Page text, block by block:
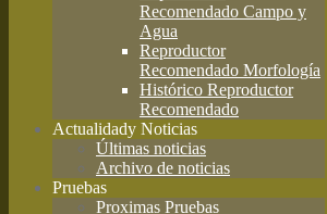
Recomendado Campo y
Agua
Reproductor
Recomendado Morfología
Histórico Reproductor
Recomendado
Actualidady Noticias
Últimas noticias
Archivo de noticias
Pruebas
Proximas Pruebas